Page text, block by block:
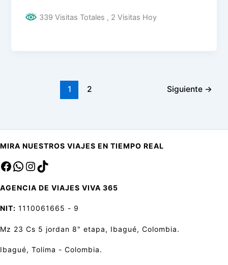
339 Visitas Totales , 2 Visitas Hoy
1 2 Siguiente →
MIRA NUESTROS VIAJES EN TIEMPO REAL
Facebook
saInstagram
TikTok
AGENCIA DE VIAJES VIVA 365
NIT: 1110061665 - 9
Mz 23 Cs 5 jordan 8" etapa, Ibagué, Colombia.
Ibagué, Tolima - Colombia.